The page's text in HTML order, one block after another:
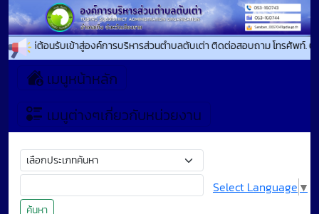
ยินดีต้อนรับเข้าสู่องค์การบริหารส่วนตำบลตับเต่า ติดต่อสอบถาม โทรศัพท์.
เมนูหน้าหลัก
เมนูต่างๆเกี่ยวกับหน่วยงาน
ค้นหา
Select Language ▼